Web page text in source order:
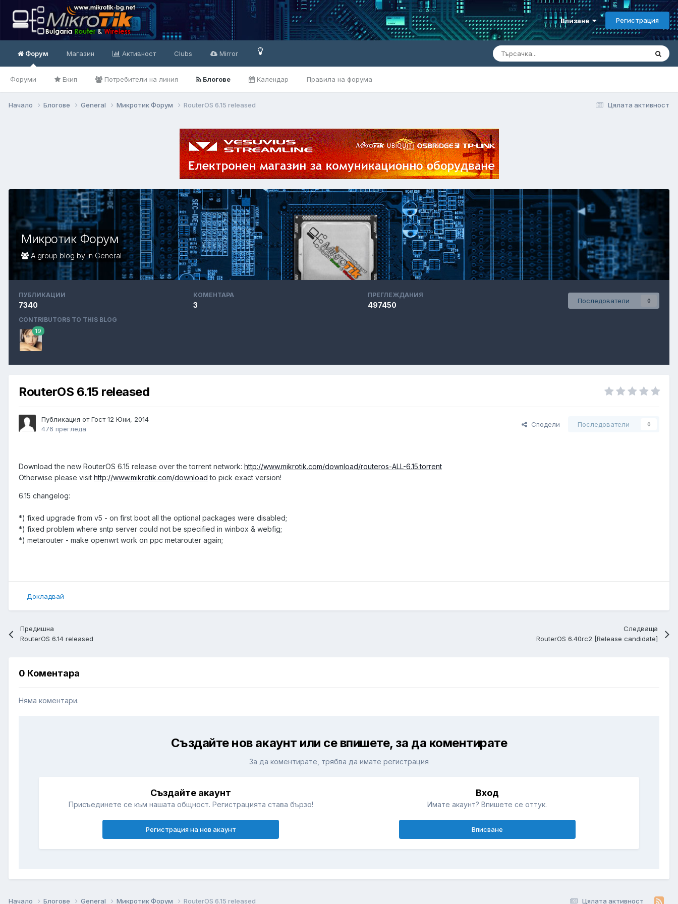
Влизане Регистрация
Форум
Форуми Екип Потребители на линия Блогове Календар Правила на форума
Магазин Активност Clubs Mirror
Цялата активност
Начало Блогове General Микротик Форум RouterOS 6.15 released
Микротик Форум
A group blog by in General
Последователи 0
ПУБЛИКАЦИИ
7340
КОМЕНТАРА
3
ПРЕГЛЕЖДАНИЯ
497450
CONTRIBUTORS TO THIS BLOG
19
RouterOS 6.15 released
Публикация от Гост12 Юни, 2014
476 прегледа
Сподели Последователи 0
Download the new RouterOS 6.15 release over the torrent network: http://www.mikrotik.com/download/routeros-ALL-6.15.torrent
Otherwise please visit http://www.mikrotik.com/download to pick exact version!
6.15 changelog:
*) fixed upgrade from v5 - on first boot all the optional packages were disabled;
*) fixed problem where sntp server could not be specified in winbox & webfig;
*) metarouter - make openwrt work on ppc metarouter again;
Докладвай
Предишна
RouterOS 6.14 released
Следваща
RouterOS 6.40rc2 [Release candidate]
0 Коментара
Няма коментари.
Създайте нов акаунт или се впишете, за да коментирате
За да коментирате, трябва да имате регистрация
Създайте акаунт
Присъединете се към нашата общност. Регистрацията става бързо!
Регистрация на нов акаунт
Вход
Имате акаунт? Впишете се оттук.
Вписване
Цялата активност
Начало Блогове General Микротик Форум RouterOS 6.15 released